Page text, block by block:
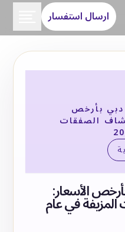
ارسال استفسار
دبي بأرخص
الصفقات
الأسعار:
في عام